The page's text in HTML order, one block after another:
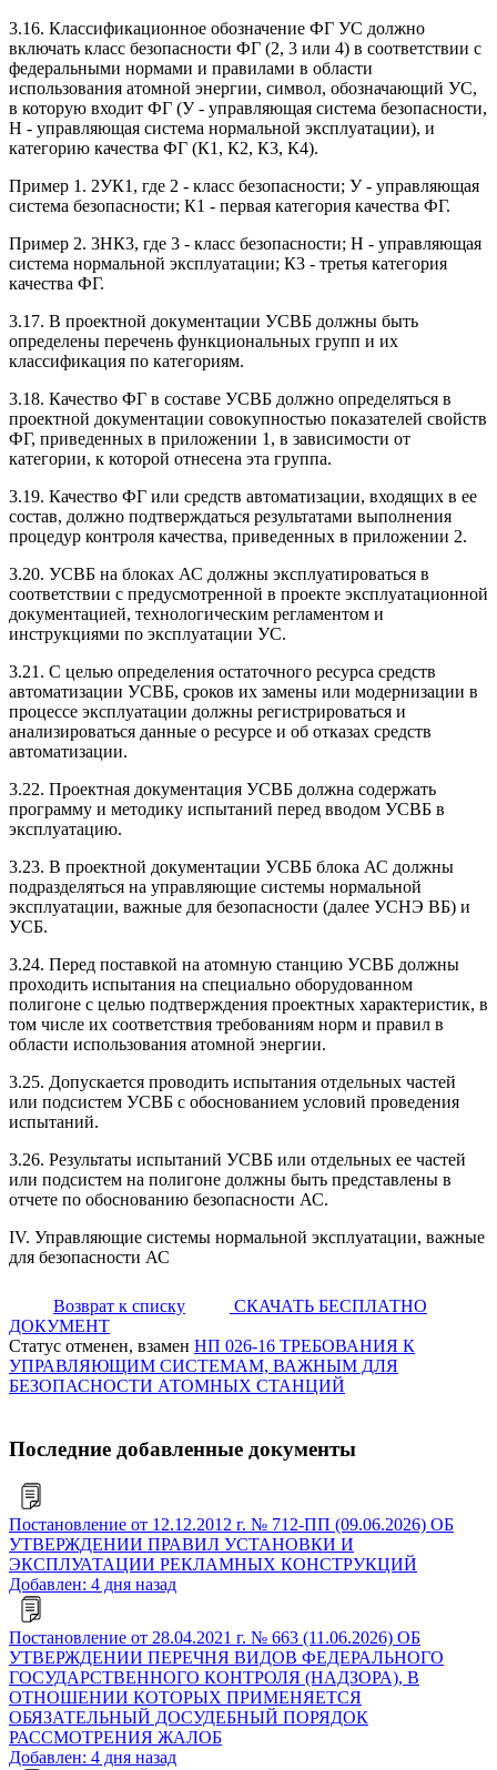
3.16. Классификационное обозначение ФГ УС должно
включать класс безопасности ФГ (2, 3 или 4) в соответствии с
федеральными нормами и правилами в области
использования атомной энергии, символ, обозначающий УС,
в которую входит ФГ (У - управляющая система безопасности,
Н - управляющая система нормальной эксплуатации), и
категорию качества ФГ (К1, К2, К3, К4).
Пример 1. 2УК1, где 2 - класс безопасности; У - управляющая
система безопасности; К1 - первая категория качества ФГ.
Пример 2. 3НК3, где 3 - класс безопасности; Н - управляющая
система нормальной эксплуатации; К3 - третья категория
качества ФГ.
3.17. В проектной документации УСВБ должны быть
определены перечень функциональных групп и их
классификация по категориям.
3.18. Качество ФГ в составе УСВБ должно определяться в
проектной документации совокупностью показателей свойств
ФГ, приведенных в приложении 1, в зависимости от
категории, к которой отнесена эта группа.
3.19. Качество ФГ или средств автоматизации, входящих в ее
состав, должно подтверждаться результатами выполнения
процедур контроля качества, приведенных в приложении 2.
3.20. УСВБ на блоках АС должны эксплуатироваться в
соответствии с предусмотренной в проекте эксплуатационной
документацией, технологическим регламентом и
инструкциями по эксплуатации УС.
3.21. С целью определения остаточного ресурса средств
автоматизации УСВБ, сроков их замены или модернизации в
процессе эксплуатации должны регистрироваться и
анализироваться данные о ресурсе и об отказах средств
автоматизации.
3.22. Проектная документация УСВБ должна содержать
программу и методику испытаний перед вводом УСВБ в
эксплуатацию.
3.23. В проектной документации УСВБ блока АС должны
подразделяться на управляющие системы нормальной
эксплуатации, важные для безопасности (далее УСНЭ ВБ) и
УСБ.
3.24. Перед поставкой на атомную станцию УСВБ должны
проходить испытания на специально оборудованном
полигоне с целью подтверждения проектных характеристик, в
том числе их соответствия требованиям норм и правил в
области использования атомной энергии.
3.25. Допускается проводить испытания отдельных частей
или подсистем УСВБ с обоснованием условий проведения
испытаний.
3.26. Результаты испытаний УСВБ или отдельных ее частей
или подсистем на полигоне должны быть представлены в
отчете по обоснованию безопасности АС.
IV. Управляющие системы нормальной эксплуатации, важные
для безопасности АС
Возврат к списку
СКАЧАТЬ БЕСПЛАТНО
ДОКУМЕНТ
Статус отменен, взамен НП 026-16 ТРЕБОВАНИЯ К
УПРАВЛЯЮЩИМ СИСТЕМАМ, ВАЖНЫМ ДЛЯ
БЕЗОПАСНОСТИ АТОМНЫХ СТАНЦИЙ
Последние добавленные документы
Постановление от 12.12.2012 г. № 712-ПП (09.06.2026) ОБ
УТВЕРЖДЕНИИ ПРАВИЛ УСТАНОВКИ И
ЭКСПЛУАТАЦИИ РЕКЛАМНЫХ КОНСТРУКЦИЙ
Добавлен: 4 дня назад
Постановление от 28.04.2021 г. № 663 (11.06.2026) ОБ
УТВЕРЖДЕНИИ ПЕРЕЧНЯ ВИДОВ ФЕДЕРАЛЬНОГО
ГОСУДАРСТВЕННОГО КОНТРОЛЯ (НАДЗОРА), В
ОТНОШЕНИИ КОТОРЫХ ПРИМЕНЯЕТСЯ
ОБЯЗАТЕЛЬНЫЙ ДОСУДЕБНЫЙ ПОРЯДОК
РАССМОТРЕНИЯ ЖАЛОБ
Добавлен: 4 дня назад